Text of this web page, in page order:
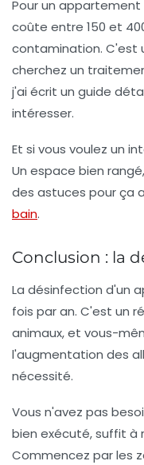
Pour un
coûte entre 150 et
contamination. C'est
cherchez un
j'ai écrit un guide
intéresser.
Et si vous voulez un
Un espace bien
des astuces pour ça
bain.
Conclusion : la
La désinfection d'un
fois par an. C'est un
animaux, et vous-
l'augmentation des
nécessité.
Vous n'avez pas
bien exécuté, suffit à
Commencez par les